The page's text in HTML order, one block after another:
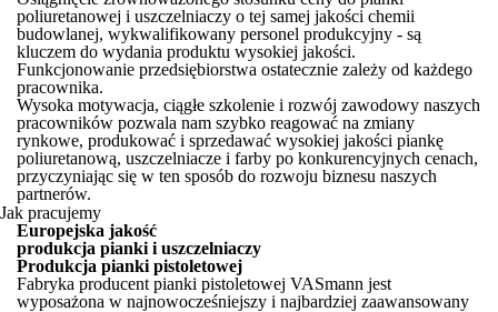
poliuretanowej i uszczelniaczy o tej samej jakości chemii
budowlanej, wykwalifikowany personel produkcyjny - są
kluczem do wydania produktu wysokiej jakości.
Funkcjonowanie przedsiębiorstwa ostatecznie zależy od każdego
pracownika.
Wysoka motywacja, ciągłe szkolenie i rozwój zawodowy naszych
pracowników pozwala nam szybko reagować na zmiany
rynkowe, produkować i sprzedawać wysokiej jakości piankę
poliuretanową, uszczelniacze i farby po konkurencyjnych cenach,
przyczyniając się w ten sposób do rozwoju biznesu naszych
partnerów.
Jak pracujemy
Europejska jakość
produkcja pianki i uszczelniaczy
Produkcja pianki pistoletowej
Fabryka producent pianki pistoletowej VASmann jest
wyposażona w najnowocześniejszy i najbardziej zaawansowany